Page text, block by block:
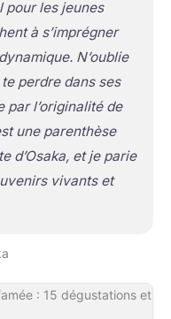
pour les jeunes
à s’imprégner
N’oublie
perdre dans ses
par l’originalité de
une parenthèse
d’Osaka, et je parie
vivants et